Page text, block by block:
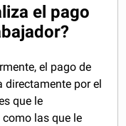
el pago
el pago de
directamente por el
que le
las que le